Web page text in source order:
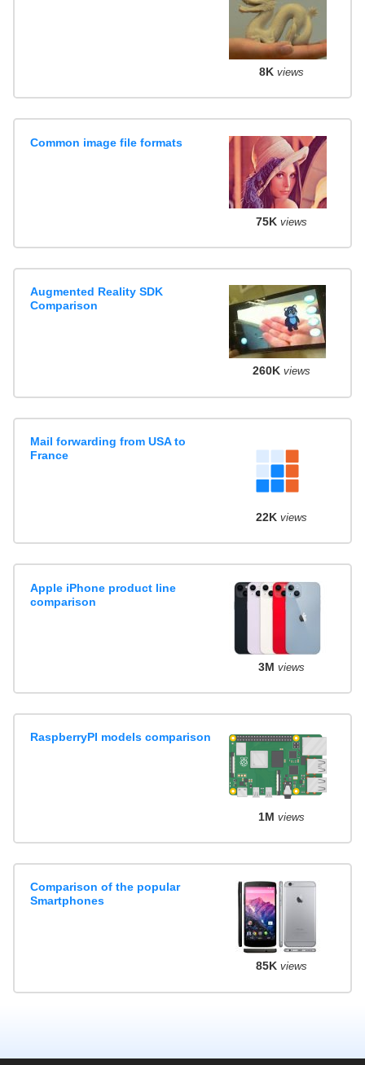
8K views
Common image file formats
75K views
Augmented Reality SDK
Comparison
260K views
Mail forwarding from USA to
France
22K views
Apple iPhone product line
comparison
3M views
RaspberryPI models comparison
1M views
Comparison of the popular
Smartphones
85K views